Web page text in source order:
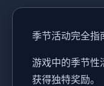
季节活动完全指
游戏中的季节性
获得独特奖励。